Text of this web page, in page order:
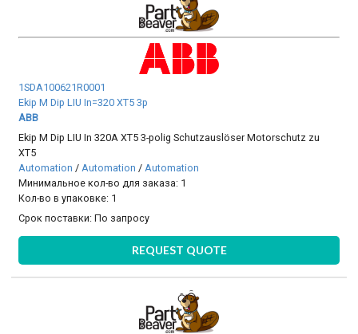
1SDA100621R0001
Ekip M Dip LIU In=320 XT5 3p
ABB
Ekip M Dip LIU In 320A XT5 3-polig Schutzauslöser Motorschutz zu
XT5
Automation /Automation /Automation
Минимальное кол-во для заказа: 1
Кол-во в упаковке: 1
Срок поставки:По запросу
REQUEST QUOTE